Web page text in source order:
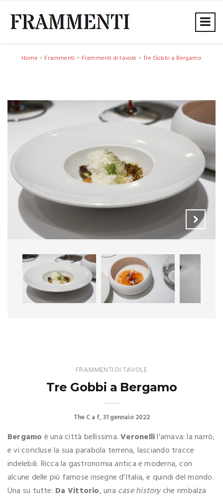
Home > Frammenti > Frammenti di tavole >Tre Gobbi a Bergamo
FRAMMENTI DI TAVOLE
Tre Gobbi a Bergamo
The C a f 31 gennaio 2022
Bergamo è una città bellissima.Veronellil'amava: la narrò,
e vi concluse la sua parabola terrena, lasciando tracce
indelebili. Ricca la gastronomia antica e moderna, con
alcune delle più famose insegne d'Italia, e quindi del mondo.
Una su tutte: Da Vittorio, una case historyche rimbalza